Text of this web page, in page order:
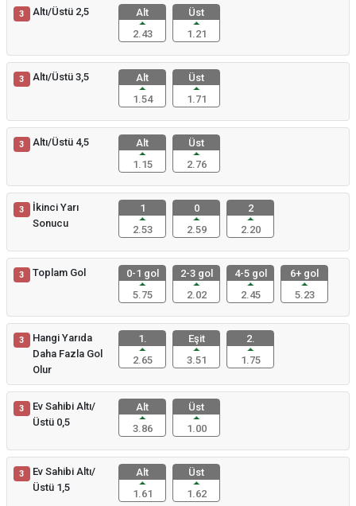
3 Altı/Üstü 2,5
Alt
2.43
Üst
1.21
3 Altı/Üstü 3,5
Alt
1.54
Üst
1.71
3 Altı/Üstü 4,5
Alt
1.15
Üst
2.76
3
İkinci Yarı
Sonucu
1
2.53
0
2.59
2
2.20
3 Toplam Gol
0-1 gol
5.75
2-3 gol
2.02
4-5 gol
2.45
6+ gol
5.23
3
Hangi Yarıda
Daha Fazla Gol
Olur
1.
2.65
Eşit
3.51
2.
1.75
3
Ev Sahibi Altı/
Üstü 0,5
Alt
3.86
Üst
1.00
3
Ev Sahibi Altı/
Üstü 1,5
Alt
1.61
Üst
1.62